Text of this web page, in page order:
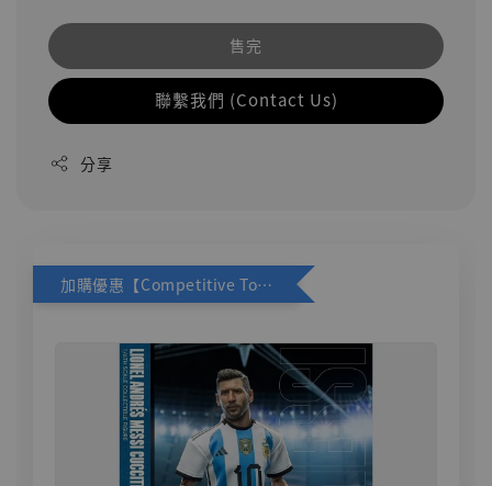
售完
聯繫我們 (Contact Us)
分享
加購優惠【Competitive Toys 梅西 [CM001]】